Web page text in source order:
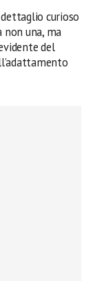
curioso
una, ma
del